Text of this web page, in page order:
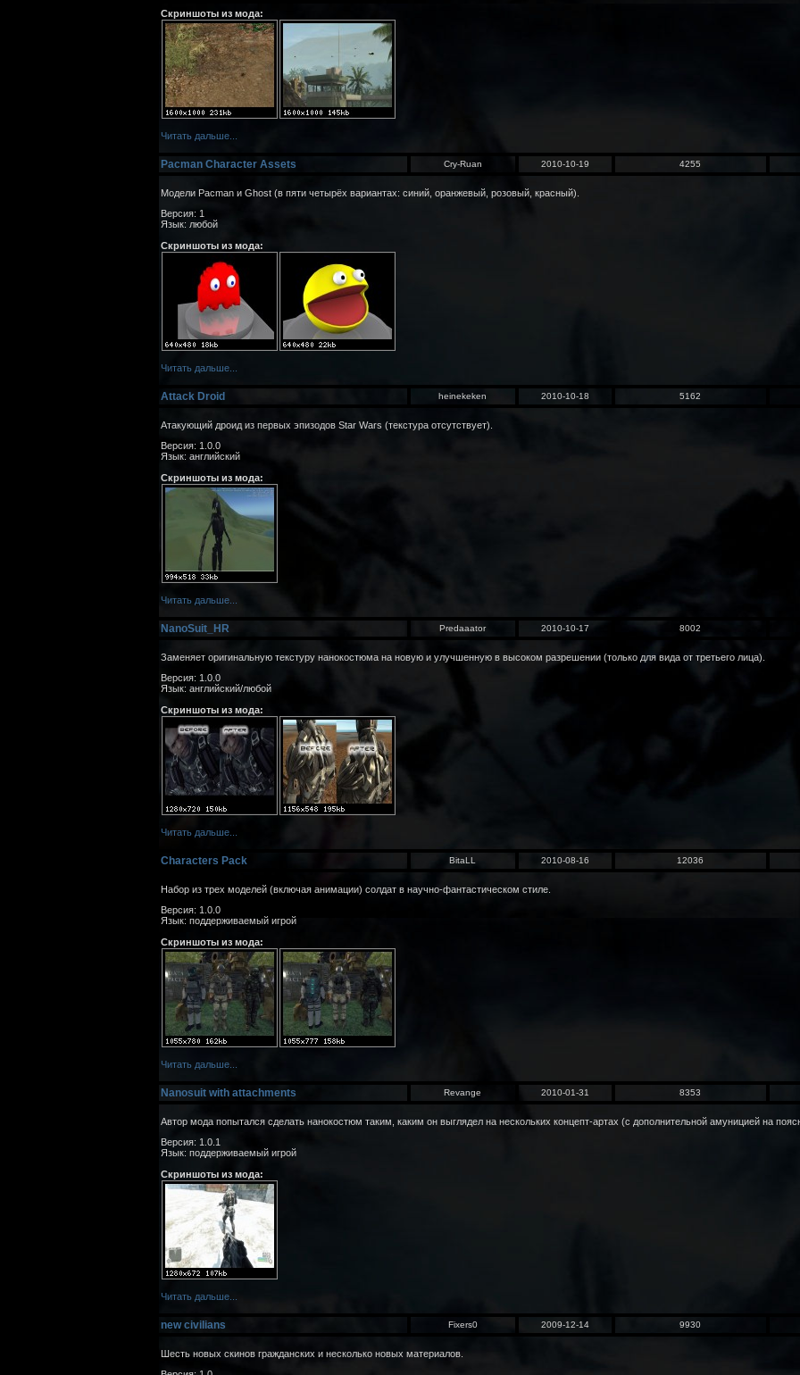
Скриншоты из мода:
Читать дальше...
Pacman Character Assets Cry-Ruan 2010-10-19 4255
Модели Pacman и Ghost (в пяти четырёх вариантах: синий, оранжевый, розовый, красный).
Версия: 1
Язык: любой
Скриншоты из мода:
Читать дальше...
Attack Droid heinekeken 2010-10-18 5162
Атакующий дроид из первых эпизодов Star Wars (текстура отсутствует).
Версия: 1.0.0
Язык: английский
Скриншоты из мода:
Читать дальше...
NanoSuit_HR Predaaator 2010-10-17 8002
Заменяет оригинальную текстуру нанокостюма на новую и улучшенную в высоком разрешении (только для вида от третьего лица).
Версия: 1.0.0
Язык: английский/любой
Скриншоты из мода:
Читать дальше...
Characters Pack BitaLL 2010-08-16 12036
Набор из трех моделей (включая анимации) солдат в научно-фантастическом стиле.
Версия: 1.0.0
Язык: поддерживаемый игрой
Скриншоты из мода:
Читать дальше...
Nanosuit with attachments Revange 2010-01-31 8353
Автор мода попытался сделать нанокостюм таким, каким он выглядел на нескольких концепт-артах (с дополнительной амуницией на
Версия: 1.0.1
Язык: поддерживаемый игрой
Скриншоты из мода:
Читать дальше...
new civilians Fixers0 2009-12-14 9930
Шесть новых скинов гражданских и несколько новых материалов.